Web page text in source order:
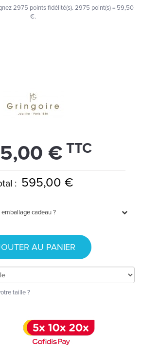
2975 points fidélité(s). 2975 point(s) = 59,50
€.
€ TTC
: 595,00 €
cadeau ?
AU PANIER
taille ?